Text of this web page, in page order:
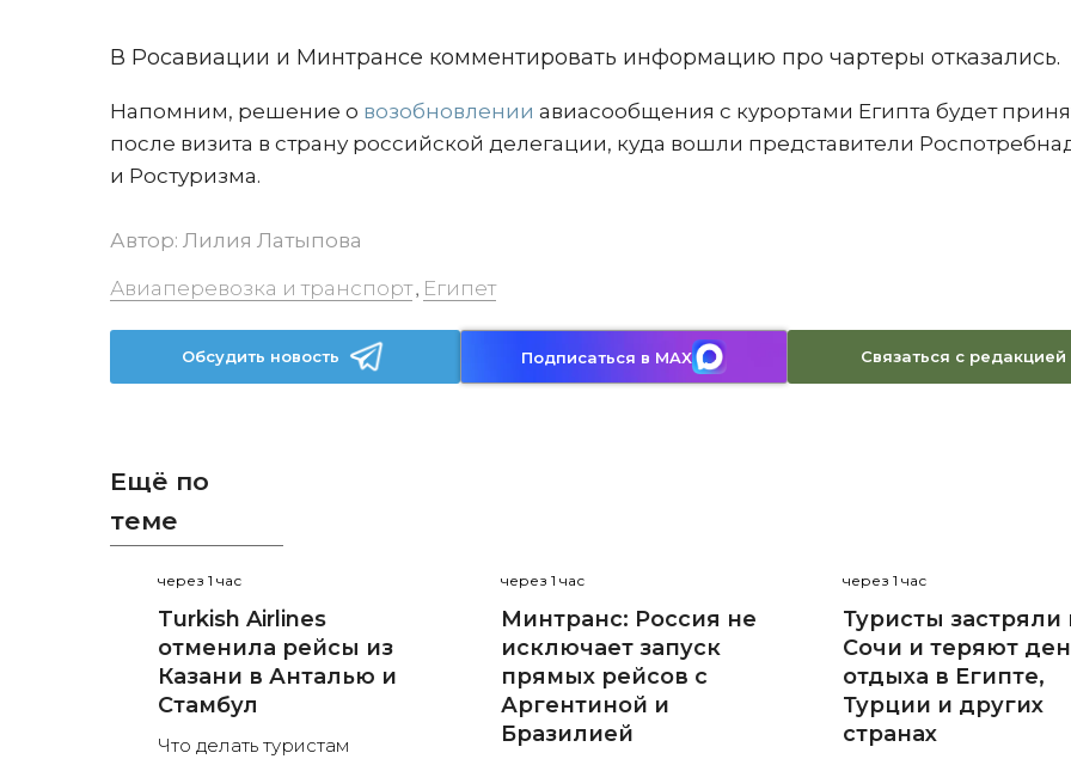
В Росавиации и Минтрансе комментировать информацию про чартеры отказались.
Напомним, решение о возобновлении авиасообщения с курортами Египта будет
после визита в страну российской делегации, куда вошли представители
и Ростуризма.
Автор: Лилия Латыпова
Авиаперевозка и транспорт, Египет
Обсудить новость Подписаться в MAX Связаться с редакцией
Ещё по
теме
через 1 час
Turkish Airlines
отменила рейсы из
Казани в Анталью и
Стамбул
Что делать туристам
через 1 час
Минтранс: Россия не
исключает запуск
прямых рейсов с
Аргентиной и
Бразилией
через 1 час
Туристы застряли
Сочи и теряют
отдыха в Египте,
Турции и других
странах